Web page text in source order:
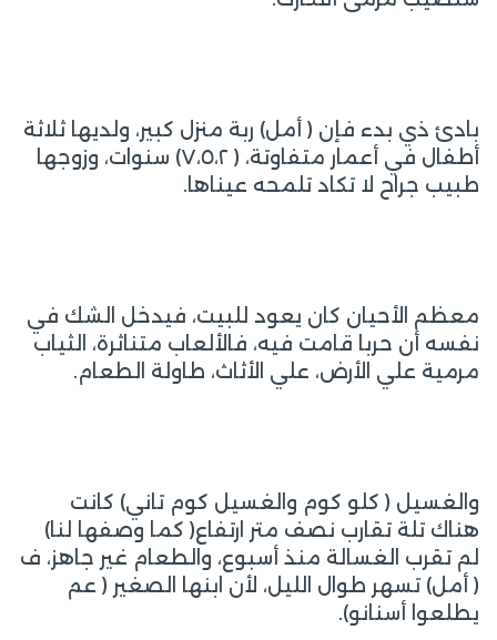
بادئ ذي بدء فإن ( أمل) ربة منزل كبير، ولديها ثلاثة
أطفال في أعمار متفاوتة، ( ٧،٥،٢) سنوات، وزوجها
طبيب جراح لا تكاد تلمحه عيناها.
معظم الأحيان كان يعود للبيت، فيدخل الشك في
نفسه أن حربا قامت فيه، فالألعاب متناثرة، الثياب
مرمية علي الأرض، علي الأثاث، طاولة الطعام.
والغسيل ( كلو كوم والغسيل كوم تاني) كانت
هناك تلة تقارب نصف متر ارتفاع( كما وصفها لنا)
لم تقرب الغسالة منذ أسبوع، والطعام غير جاهز، ف
( أمل) تسهر طوال الليل، لأن ابنها الصغير ( عم
يطلعوا أسنانو).